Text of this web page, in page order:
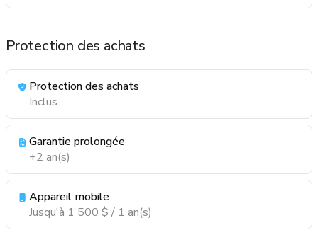
Protection des achats
Protection des achats
Inclus
Garantie prolongée
+2 an(s)
Appareil mobile
Jusqu'à 1 500 $ / 1 an(s)